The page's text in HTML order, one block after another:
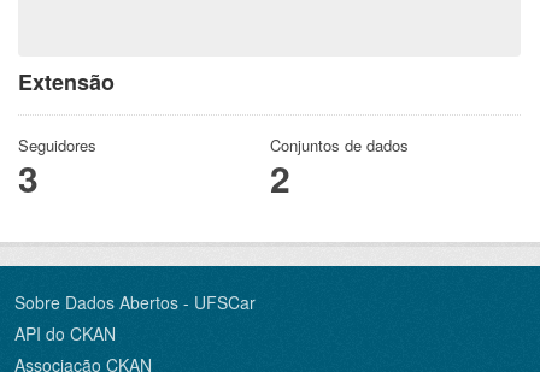
Extensão
Seguidores
3
Conjuntos de dados
2
Sobre Dados Abertos - UFSCar
API do CKAN
Associação CKAN